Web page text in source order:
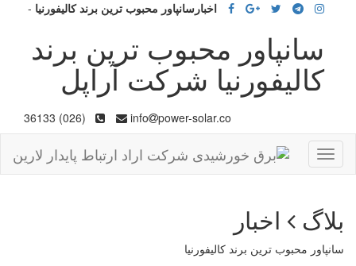
اخبارسانپاور محبوب ترین برند کالیفورنیا -
سانپاور محبوب ترین برند
کالیفورنیا شرکت آراپل
info power-solar.co
(026) 36133
Toggle
navigation
بلاگ اخبار
سانپاور محبوب ترین برند کالیفورنیا